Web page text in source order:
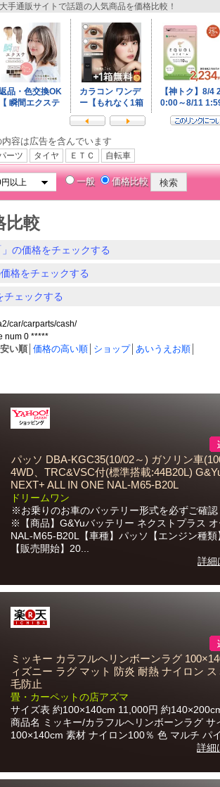
手通販サイトで話題の人気商品を価格比較！
容は広告を含んでいます
ーツ タイヤ ＥＴＣ 自転車
一般 価格比較
比較
の価格をチェックする
格をチェックする
チェックする
car/carparts/cash/
num 0 *****
い順 価格の高い順 ショップ│ あいうえお順
パッソ DBA-KGC35(10/02～) ガソリン車
4WD、TRC&VSC付(標準搭載:44B20L)
NEXT+ ALL IN ONE NAL-M65-B20L
ドリームワン
※お乗りのお車のバッテリー形式を必ずご確認
※【商品】G&Yuバッテリー ネクストプラス
NAL-M65-B20L【車種】パッソ【エンジン種
【販売開始】20...
詳細
ミッキー カラフルヘリンボーンラグ
ィズニー ラグ マット 防炎 耐熱 ナイロン
毛防止
畳・カーペットの店アズマ
サイズ表 約100×140cm 11,000円 約
商品名 ミッキー/カラフルヘリンボーンラグ サ
100×140cm 素材 ナイロン100％ 色 マルチ パイ
詳細